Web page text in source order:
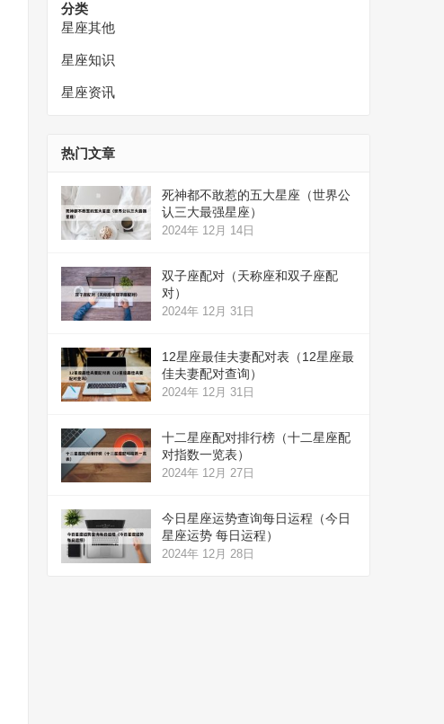
分类
星座其他
星座知识
星座资讯
热门文章
死神都不敢惹的五大星座（世界公
认三大最强星座）
2024年 12月 14日
双子座配对（天称座和双子座配
对）
2024年 12月 31日
12星座最佳夫妻配对表（12星座最
佳夫妻配对查询）
2024年 12月 31日
十二星座配对排行榜（十二星座配
对指数一览表）
2024年 12月 27日
今日星座运势查询每日运程（今日
星座运势 每日运程）
2024年 12月 28日